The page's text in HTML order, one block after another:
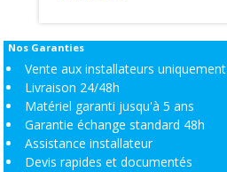
Nos Garanties
Vente aux installateurs uniquement
Livraison 24/48h
Matériel garanti jusqu'à 5 ans
Garantie échange standard 48h
Assistance installateur
Devis rapides et documentés